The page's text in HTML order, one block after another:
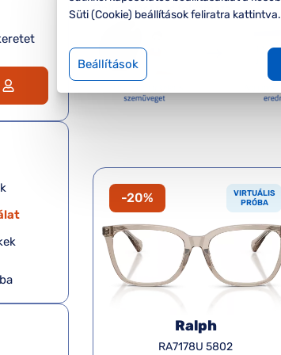
-20%
VIRTUÁLIS
PRÓBA
Ralph
RA7178U 5802
Süti (Cookie) beállítások feliratra kattintva.
Beállítások